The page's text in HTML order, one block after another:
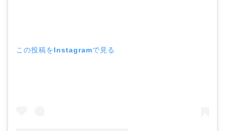
この投稿をInstagramで見る